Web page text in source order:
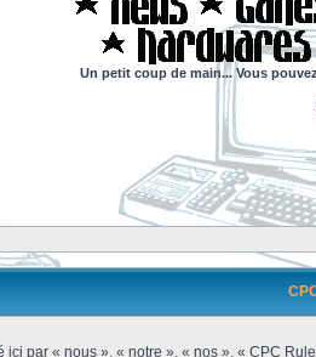
Un petit coup de main... Vous
par « nous », « notre », « nos », « CPC